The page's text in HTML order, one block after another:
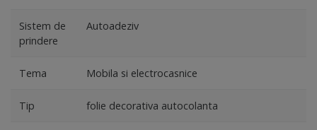
Sistem de
prindere
Autoadeziv
Tema Mobila si electrocasnice
Tip folie decorativa autocolanta